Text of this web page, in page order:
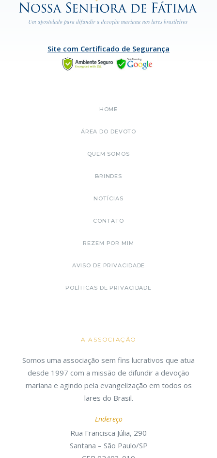
Site com Certificado de Segurança
HOME
ÁREA DO DEVOTO
QUEM SOMOS
BRINDES
NOTÍCIAS
CONTATO
REZEM POR MIM
AVISO DE PRIVACIDADE
POLÍTICAS DE PRIVACIDADE
A ASSOCIAÇÃO
Somos uma associação sem fins lucrativos que atua
desde 1997 com a missão de difundir a devoção
mariana e agindo pela evangelização em todos os
lares do Brasil.
Endereço
Rua Francisca Júlia, 290
Santana – São Paulo/SP